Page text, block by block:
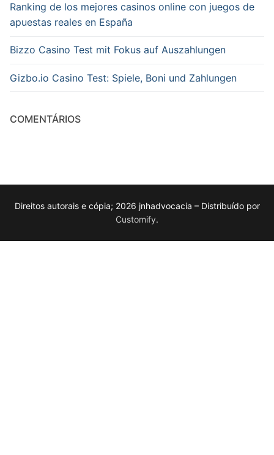
Ranking de los mejores casinos online con juegos de
apuestas reales en España
Bizzo Casino Test mit Fokus auf Auszahlungen
Gizbo.io Casino Test: Spiele, Boni und Zahlungen
COMENTÁRIOS
Direitos autorais e cópia; 2026 jnhadvocacia – Distribuído por
Customify.